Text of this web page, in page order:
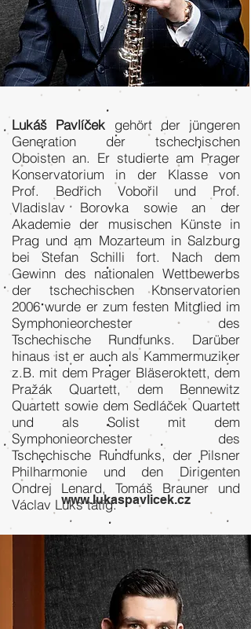
Lukáš Pavlíček gehört der jüngeren
Generation der tschechischen
Oboisten an. Er studierte am Prager
Konservatorium in der Klasse von
Prof. Bedřich Vobořil und Prof.
Vladislav Borovka sowie an der
Akademie der musischen Künste in
Prag und am Mozarteum in Salzburg
bei Stefan Schilli fort. Nach dem
Gewinn des nationalen Wettbewerbs
der tschechischen Konservatorien
2006 wurde er zum festen Mitglied im
Symphonieorchester des
Tschechische Rundfunks. Darüber
hinaus ist er auch als Kammermuziker
z.B. mit dem Prager Bläseroktett, dem
Pražák Quartett, dem Bennewitz
Quartett sowie dem Sedláček Quartett
und als Solist mit dem
Symphonieorchester des
Tschechische Rundfunks, der Pilsner
Philharmonie und den Dirigenten
Ondrej Lenard, Tomáš Brauner und
Václav Luks tätig.
www.lukaspavlicek.cz